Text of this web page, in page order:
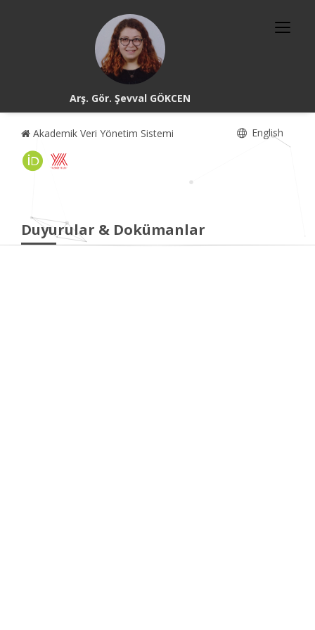
Arş. Gör. Şevval GÖKCEN
Akademik Veri Yönetim Sistemi English
Duyurular & Dokümanlar